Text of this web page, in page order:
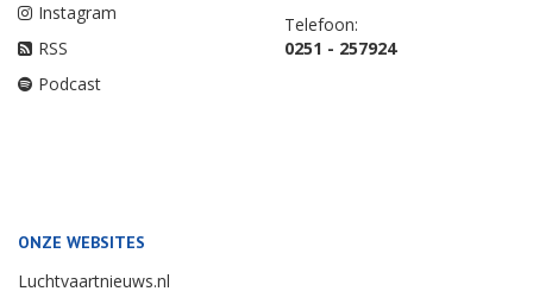
Instagram
RSS
Podcast
Telefoon:
0251 - 257924
ONZE WEBSITES
Luchtvaartnieuws.nl